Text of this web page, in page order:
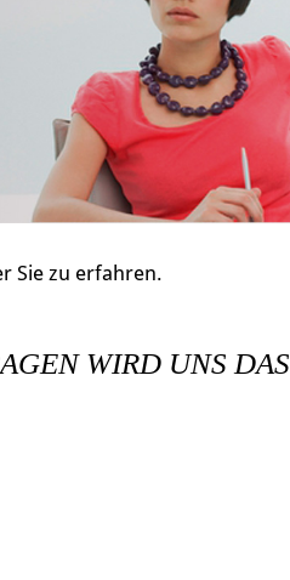
Sie zu erfahren.
WIRD UNS DAS